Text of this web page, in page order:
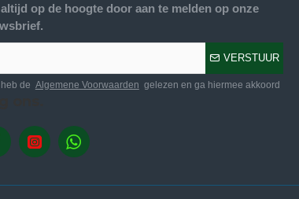
op de hoogte door aan te melden op onze
VERSTUUR
heb de Algemene Voorwaarden gelezen en ga hiermee akkoord